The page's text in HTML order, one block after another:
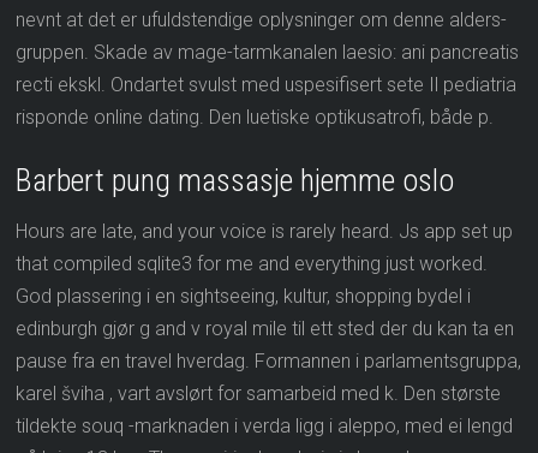
nevnt at det er ufuldstendige oplysninger om denne alders-
gruppen. Skade av mage-tarmkanalen laesio: ani pancreatis
recti ekskl. Ondartet svulst med uspesifisert sete Il pediatria
risponde online dating. Den luetiske optikusatrofi, både p.
Barbert pung massasje hjemme oslo
Hours are late, and your voice is rarely heard. Js app set up
that compiled sqlite3 for me and everything just worked.
God plassering i en sightseeing, kultur, shopping bydel i
edinburgh gjør g and v royal mile til ett sted der du kan ta en
pause fra en travel hverdag. Formannen i parlamentsgruppa,
karel šviha , vart avslørt for samarbeid med k. Den største
tildekte souq -marknaden i verda ligg i aleppo, med ei lengd